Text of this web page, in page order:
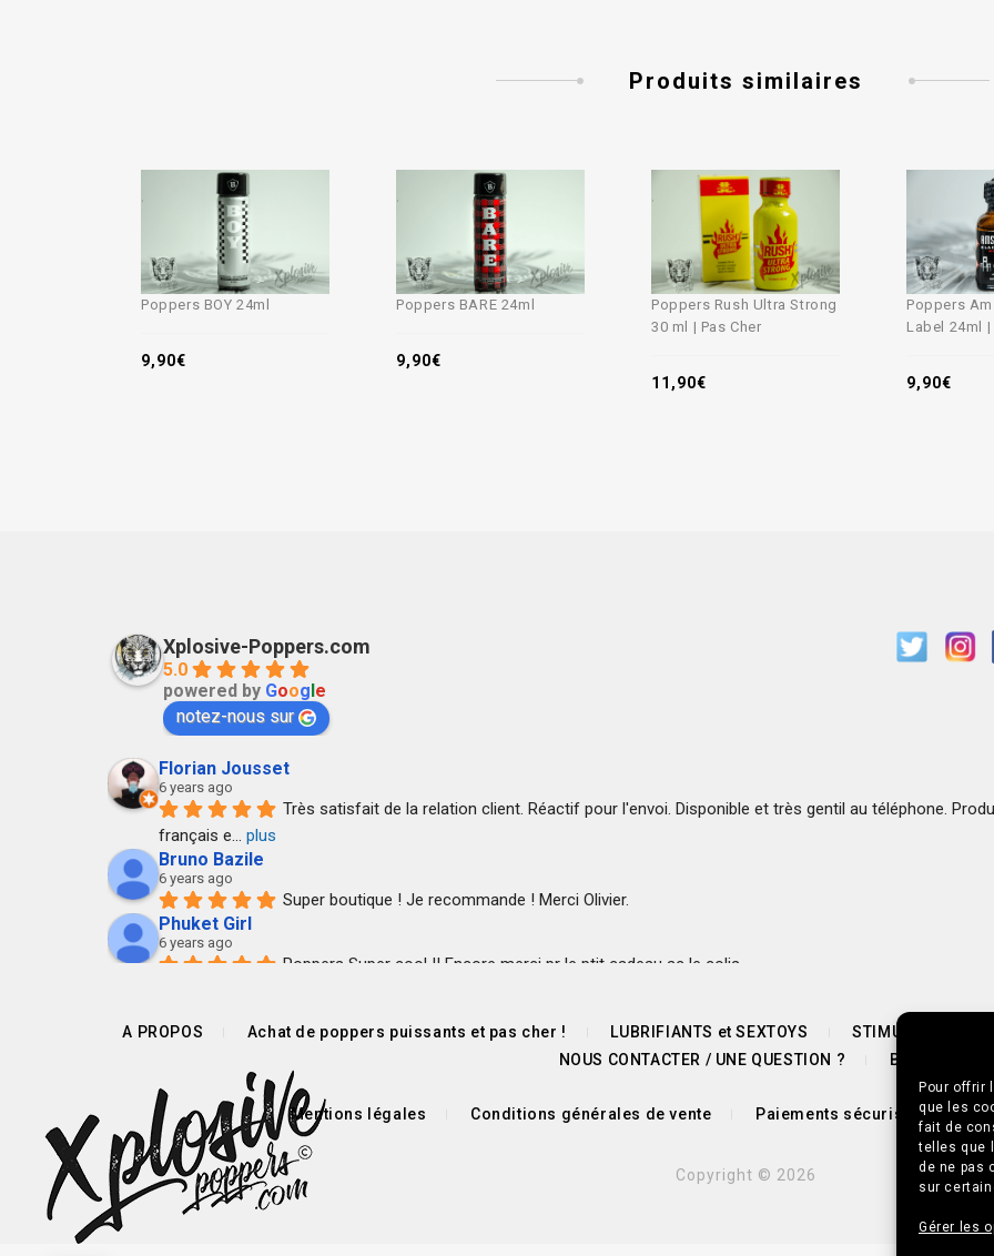
Pour offrir
que les
fait de
telles que
de ne pas
sur
Gérer les
Produits similaires
Poppers BOY 24ml
9,90€
Poppers BARE 24ml
9,90€
Poppers Rush Ultra Strong
30 ml | Pas Cher
11,90€
Poppers
Label 24ml
9,90€
Xplosive-Poppers.com
5.0
powered by Google
notez-nous sur
Florian Jousset
6 years ago
Très satisfait de la relation client. Réactif pour l'envoi. Disponible et très gentil au téléphone.
français e... plus
Bruno Bazile
6 years ago
Super boutique ! Je recommande ! Merci Olivier.
Phuket Girl
6 years ago
Poppers Super cool !! Encore merci pr le ptit cadeau ac le colis.
Société professionnel.
Je recommande.
Pierre Maheux
7 years ago
Super réactif, très bon rapport qualité prix.
Envoi rapide, colis discret.
Anthony Le Bars
7 years ago
A PROPOS Achat de poppers puissants et pas cher ! LUBRIFIANTS et SEXTOYS
STIMULANTS
NOUS CONTACTER / UNE QUESTION ?
BLOG
Mentions légales Conditions générales de vente Paiements sécurisés 🔒
Copyright © 2026